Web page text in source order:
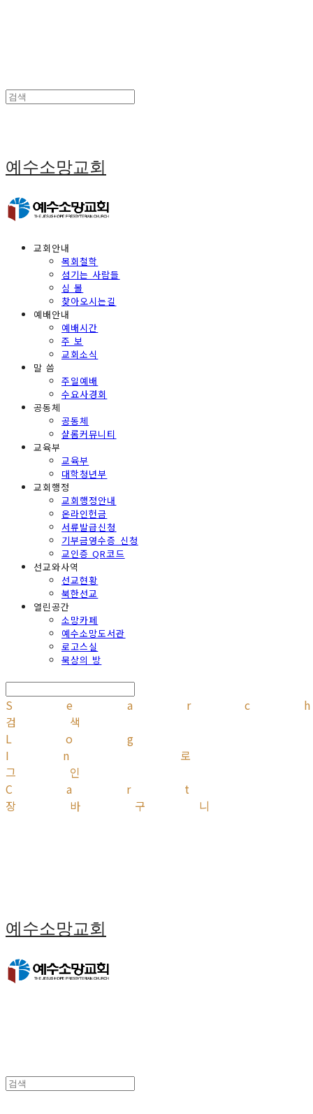
예수소망교회
교회안내
목회철학
섬기는 사람들
심 볼
찾아오시는길
예배안내
예배시간
주 보
교회소식
말 씀
주일예배
수요사경회
공동체
공동체
샬롬커뮤니티
교육부
교육부
대학청년부
교회행정
교회행정안내
온라인헌금
서류발급신청
기부금영수증 신청
교인증 QR코드
선교와사역
선교현황
북한선교
열린공간
소망카페
예수소망도서관
로고스실
묵상의 방
검색
Log
In
로
그인
Cart
장바구니
예수소망교회